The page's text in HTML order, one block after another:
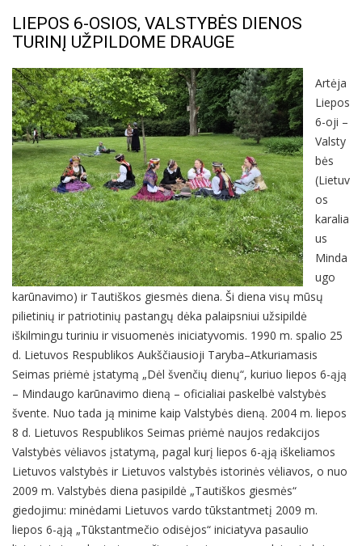
LIEPOS 6-OSIOS, VALSTYBĖS DIENOS
TURINĮ UŽPILDOME DRAUGE
Artėja
Liepos
6-oji –
Valsty
bės
(Lietuv
os
karalia
us
Minda
ugo
karūnavimo) ir Tautiškos giesmės diena. Ši diena visų mūsų
pilietinių ir patriotinių pastangų dėka palaipsniui užsipildė
iškilmingu turiniu ir visuomenės iniciatyvomis. 1990 m. spalio 25
d. Lietuvos Respublikos Aukščiausioji Taryba–Atkuriamasis
Seimas priėmė įstatymą „Dėl švenčių dienų“, kuriuo liepos 6-ąją
– Mindaugo karūnavimo dieną – oficialiai paskelbė valstybės
švente. Nuo tada ją minime kaip Valstybės dieną. 2004 m. liepos
8 d. Lietuvos Respublikos Seimas priėmė naujos redakcijos
Valstybės vėliavos įstatymą, pagal kurį liepos 6-ąją iškeliamos
Lietuvos valstybės ir Lietuvos valstybės istorinės vėliavos, o nuo
2009 m. Valstybės diena pasipildė „Tautiškos giesmės“
giedojimu: minėdami Lietuvos vardo tūkstantmetį 2009 m.
liepos 6-ąją „Tūkstantmečio odisėjos“ iniciatyva pasaulio